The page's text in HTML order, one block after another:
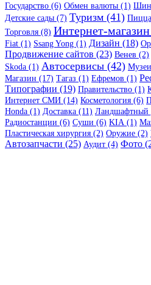
Государство (6) Обмен валюты (1)
Детские сады (7) Туризм (41)
Торговля (8) Интернет-
Fiat (1) Ssang Yong (1) Дизайн (18)
Продвижение сайтов (23) Венев (2)
Skoda (1) Автосервисы (42)
Магазин (17) Тагаз (1) Ефремов (1)
Типографии (19) Правительство (1)
Интернет СМИ (14) Косметология (6)
Honda (1) Доставка (11) Ландшафтный
Радиостанции (6) Суши (6) KIA (1)
Пластическая хирургия (2) Оружие (2)
Автозапчасти (25) Аудит (4) Фото